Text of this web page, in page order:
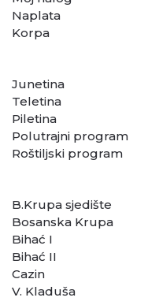
Naplata
Korpa
Junetina
Teletina
Piletina
Polutrajni program
Roštiljski program
B.Krupa sjedište
Bosanska Krupa
Bihać I
Bihać II
Cazin
V. Kladuša